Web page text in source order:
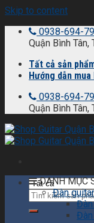
Skip to content
0938-694-
Quận Bình Tân,
Tất cả sản
Hướng dẫn mua
0938-694-
Quận Bình Tân,
DANH MỤC
Đàn guitar